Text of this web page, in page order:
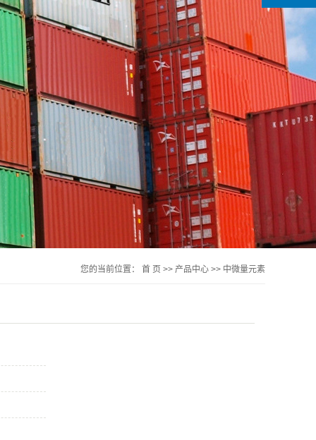
您的当前位置： 首 页 >> 产品中心 >> 中微量元素